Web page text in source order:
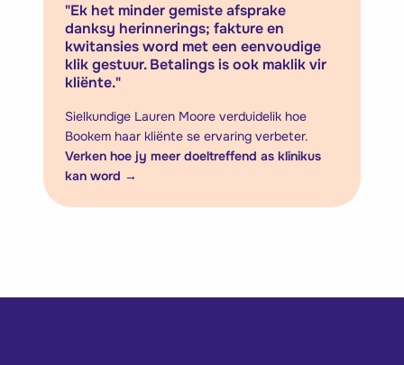
"Ek het minder gemiste afsprake
danksy herinnerings; fakture en
kwitansies word met een eenvoudige
klik gestuur. Betalings is ook maklik vir
kliënte."
Sielkundige Lauren Moore verduidelik hoe
Bookem haar kliënte se ervaring verbeter.
Verken hoe jy meer doeltreffend as klinikus
kan word →